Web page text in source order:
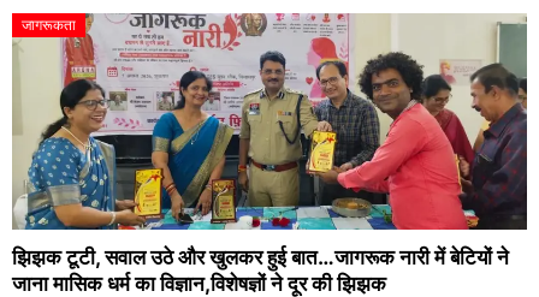
जागरूकता
झिझक टूटी, सवाल उठे और खुलकर हुई बात…जागरूक नारी में बेटियों ने
जाना मासिक धर्म का विज्ञान,विशेषज्ञों ने दूर की झिझक